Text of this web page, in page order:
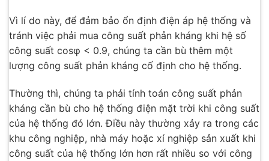
Vì lí do này, để đảm bảo ổn định điện áp hệ thống và
tránh việc phải mua công suất phản kháng khi hệ số
công suất cosφ < 0.9, chúng ta cần bù thêm một
lượng công suất phản kháng cố định cho hệ thống.
Thường thì, chúng ta phải tính toán công suất phản
kháng cần bù cho hệ thống điện mặt trời khi công suất
của hệ thống đó lớn. Điều này thường xảy ra trong các
khu công nghiệp, nhà máy hoặc xí nghiệp sản xuất khi
công suất của hệ thống lớn hơn rất nhiều so với công